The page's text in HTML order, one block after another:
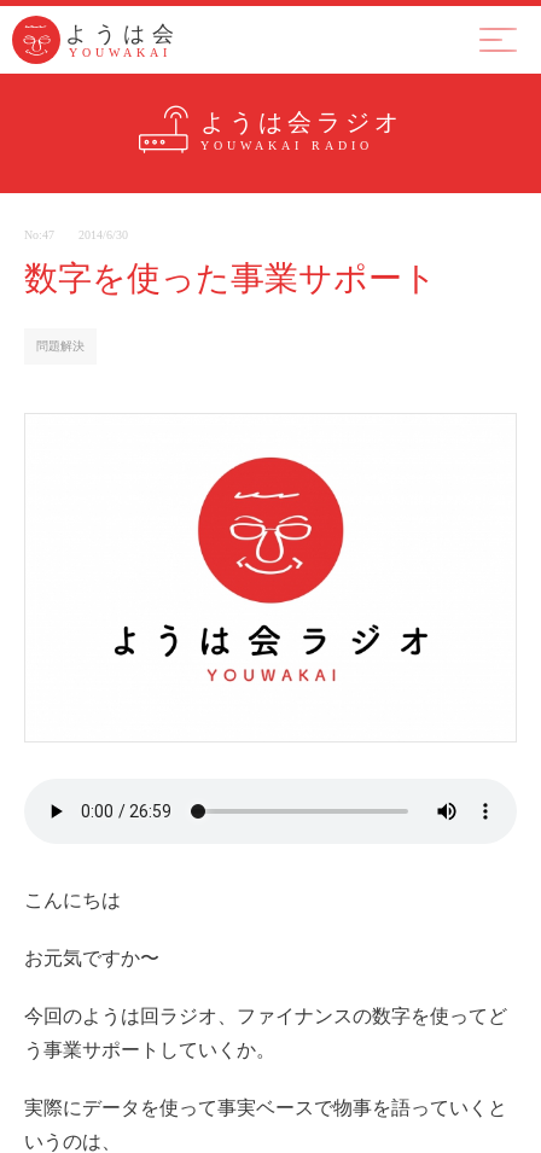
ようは会
YOUWAKAI
ようは会
YOUWAKAI
ようは会ラジオ
YOUWAKAI RADIO
No:47 2014/6/30
数字を使った事業サポート
問題解決
こんにちは
お元気ですか〜
今回のようは回ラジオ、ファイナンスの数字を使ってど
う事業サポートしていくか。
実際にデータを使って事実ベースで物事を語っていくと
いうのは、